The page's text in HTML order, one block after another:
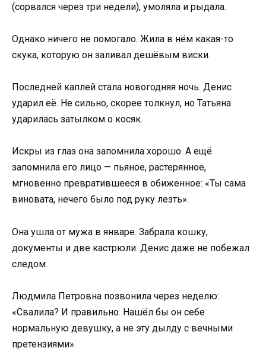
(сорвался через три недели), умоляла и рыдала.
Однако ничего не помогало. Жила в нём какая-то
скука, которую он заливал дешёвым виски.
Последней каплей стала новогодняя ночь. Денис
ударил её. Не сильно, скорее толкнул, но Татьяна
ударилась затылком о косяк.
Искры из глаз она запомнила хорошо. А ещё
запомнила его лицо — пьяное, растерянное,
мгновенно превратившееся в обиженное: «Ты сама
виновата, нечего было под руку лезть».
Она ушла от мужа в январе. Забрала кошку,
документы и две кастрюли. Денис даже не побежал
следом.
Людмила Петровна позвонила через неделю:
«Свалила? И правильно. Нашёл бы он себе
нормальную девушку, а не эту дылду с вечными
претензиями».